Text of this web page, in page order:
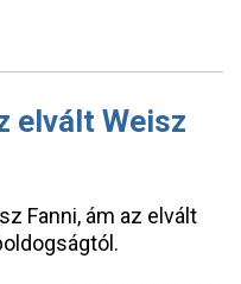
elvált Weisz
Fanni, ám az elvált